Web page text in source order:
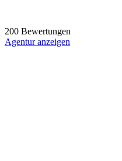
200 Bewertungen
Agentur anzeigen